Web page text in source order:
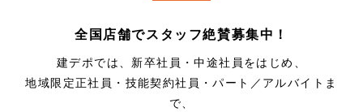
全国店舗でスタッフ絶賛募集中！
建デポでは、新卒社員・中途社員をはじめ、
地域限定正社員・技能契約社員・パート／アルバイトま
で、